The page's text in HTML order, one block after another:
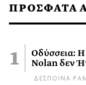
ΠΡΟΣΦΑΤΑ
Οδύσσεια: Η
Nolan δεν
ΔΕΣΠΟΙΝΑ